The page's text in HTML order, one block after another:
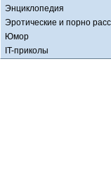
Энциклопедия
Эротические и порно
Юмор
IT-приколы